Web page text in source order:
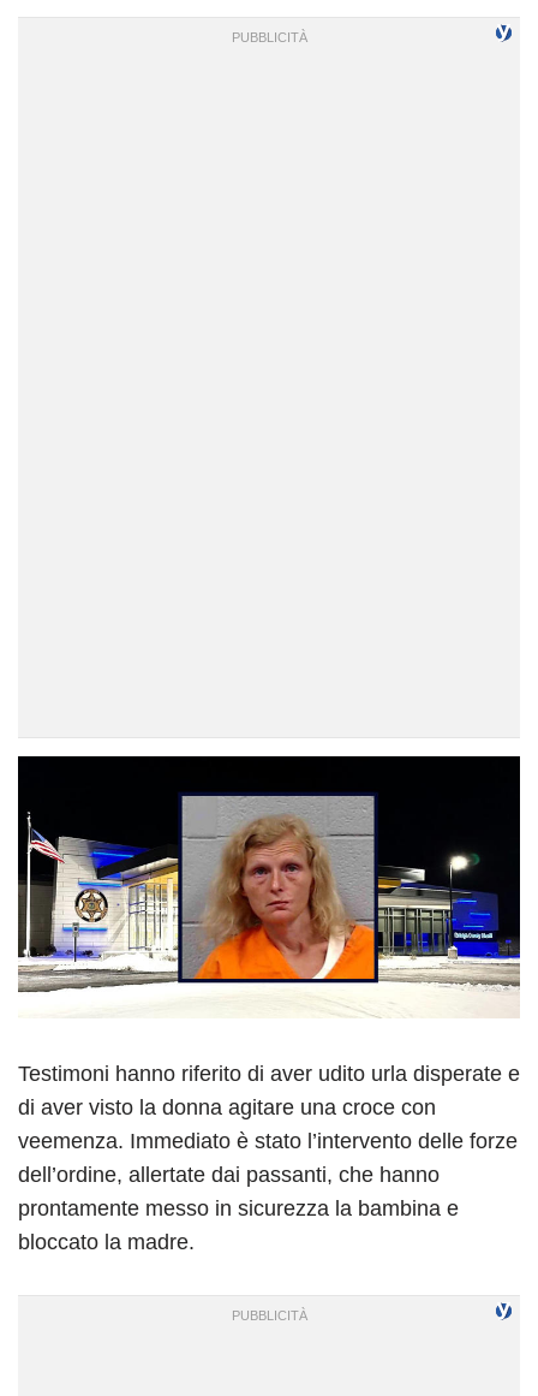
Testimoni hanno riferito di aver udito urla disperate e
di aver visto la donna agitare una croce con
veemenza. Immediato è stato l’intervento delle forze
dell’ordine, allertate dai passanti, che hanno
prontamente messo in sicurezza la bambina e
bloccato la madre.